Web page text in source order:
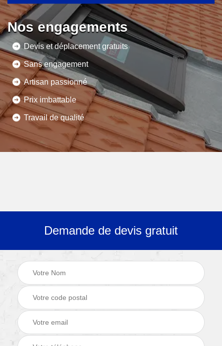
Nos engagements
Devis et déplacement gratuits
Sans engagement
Artisan passionné
Prix imbattable
Travail de qualité
Demande de devis gratuit